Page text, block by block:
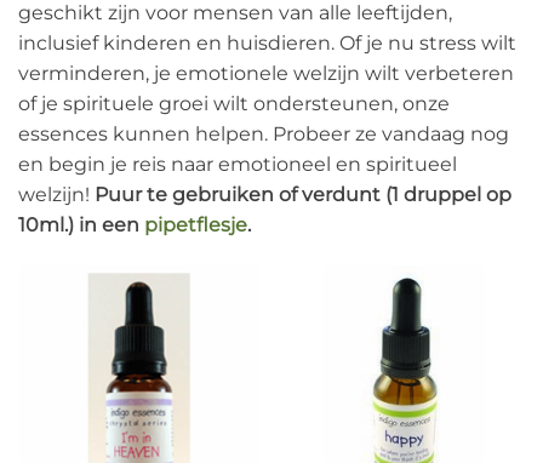
geschikt zijn voor mensen van alle leeftijden,
inclusief kinderen en huisdieren. Of je nu stress wilt
verminderen, je emotionele welzijn wilt verbeteren
of je spirituele groei wilt ondersteunen, onze
essences kunnen helpen. Probeer ze vandaag nog
en begin je reis naar emotioneel en spiritueel
welzijn! Puur te gebruiken of verdunt (1 druppel op
10ml.) in een pipetflesje.